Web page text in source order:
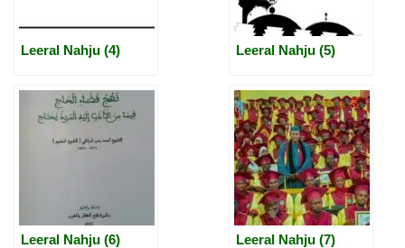
Leeral Nahju (4) Leeral Nahju (5)
Leeral Nahju (6) Leeral Nahju (7)